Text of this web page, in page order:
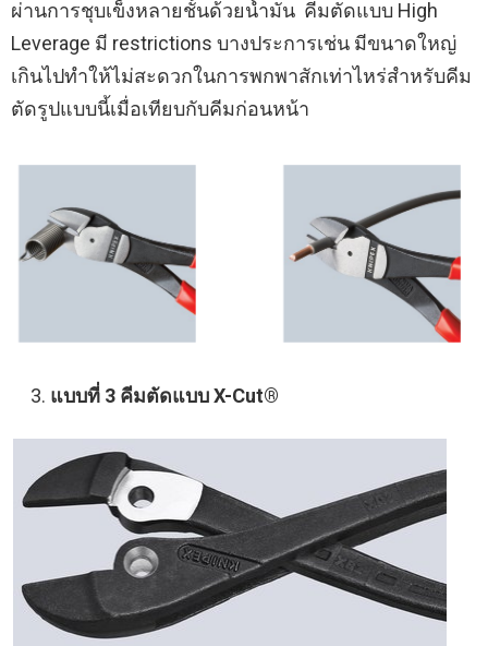
ผ่านการชุบเข็งหลายชั้นด้วยน้ำมัน คีมตัดแบบ High
Leverage มี restrictions บางประการเช่น มีขนาดใหญ่
เกินไปทำให้ไม่สะดวกในการพกพาสักเท่าไหร่สำหรับคีม
ตัดรูปแบบนี้เมื่อเทียบกับคีมก่อนหน้า
แบบที่ 3 คีมตัดแบบ X-Cut®